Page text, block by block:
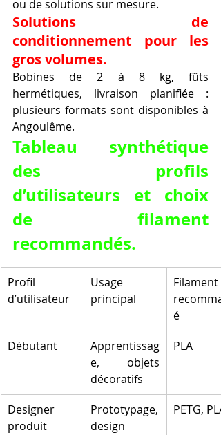
ou de solutions sur mesure.
Solutions de
conditionnement pour les
gros volumes.
Bobines de 2 à 8 kg, fûts
hermétiques, livraison planifiée :
plusieurs formats sont disponibles à
Angoulême.
Tableau synthétique
des profils
d’utilisateurs et choix
de filament
recommandés.
Profil
d’utilisateur
Usage
principal
Filament
é
Débutant
Apprentissag
e, objets
décoratifs
PLA
Designer
produit
Prototypage,
design
PETG, PLA